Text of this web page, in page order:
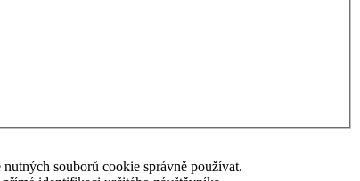
souborů cookie správně používat.